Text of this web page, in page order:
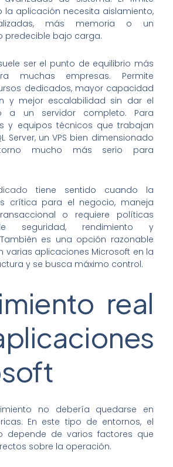
la aplicación necesita aislamiento,
más memoria o un
predecible bajo carga.
ser el punto de equilibrio más
muchas empresas. Permite
dedicados, mayor capacidad
y mejor escalabilidad sin dar el
a un servidor completo. Para
y equipos técnicos que trabajan
Server, un VPS bien dimensionado
mucho más serio para
tiene sentido cuando la
crítica para el negocio, maneja
o requiere políticas
seguridad, rendimiento y
es una opción razonable
varias aplicaciones Microsoft en la
y se busca máximo control.
real
no debería quedarse en
En este tipo de entornos, el
depende de varios factores que
sobre la operación.